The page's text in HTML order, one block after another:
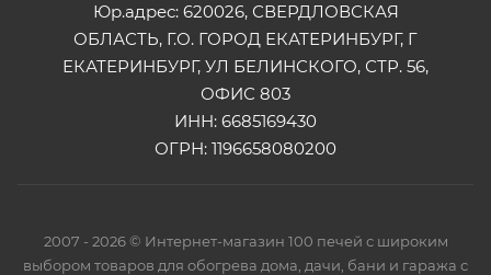
Юр.адрес: 620026, СВЕРДЛОВСКАЯ
ОБЛАСТЬ, Г.О. ГОРОД ЕКАТЕРИНБУРГ, Г
ЕКАТЕРИНБУРГ, УЛ БЕЛИНСКОГО, СТР. 56,
ОФИС 803
ИНН: 6685169430
ОГРН: 1196658080200
2007 - 2026 © Интернет-магазин 100 печей с широким
выбором товаров для обогрева дома, дачи, бани и гаража с